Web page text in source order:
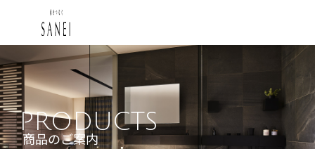
PRODUCTS
商品のご案内